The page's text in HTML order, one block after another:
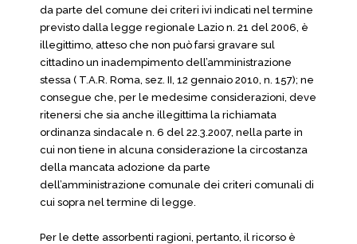
da parte del comune dei criteri ivi indicati nel termine
previsto dalla legge regionale Lazio n. 21 del 2006, è
illegittimo, atteso che non può farsi gravare sul
cittadino un inadempimento dell’amministrazione
stessa ( T.A.R. Roma, sez. II, 12 gennaio 2010, n. 157); ne
consegue che, per le medesime considerazioni, deve
ritenersi che sia anche illegittima la richiamata
ordinanza sindacale n. 6 del 22.3.2007, nella parte in
cui non tiene in alcuna considerazione la circostanza
della mancata adozione da parte
dell’amministrazione comunale dei criteri comunali di
cui sopra nel termine di legge.
Per le dette assorbenti ragioni, pertanto, il ricorso è